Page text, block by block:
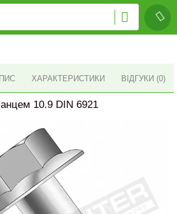
ХАРАКТЕРИСТИКИ ВІДГУКИ (0)
10.9 DIN 6921